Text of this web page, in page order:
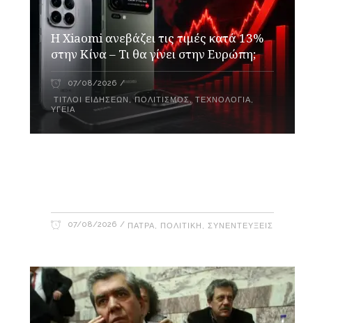
Η Xiaomi ανεβάζει τις τιμές κατά 13%
στην Κίνα – Τι θα γίνει στην Ευρώπη;
07/08/2026
ΤΊΤΛΟΙ ΕΙΔΉΣΕΩΝ ,ΠΟΛΙΤΙΣΜΌΣ,ΤΕΧΝΟΛΟΓΊΑ,
ΥΓΕΊΑ
07/08/2026 ΠΆΤΡΑ, ΠΟΛΙΤΙΚΉ ,ΣΥΝΕΝΤΕΎΞΕΙΣ